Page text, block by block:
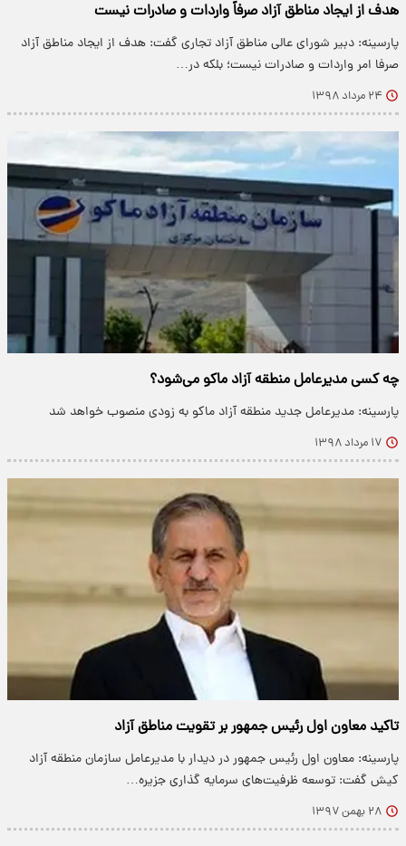
هدف از ایجاد مناطق آزاد صرفاً واردات و صادرات نیست
پارسینه: دبیر شورای‌ عالی مناطق آزاد تجاری گفت: هدف از ایجاد مناطق آزاد
صرفا امر واردات و صادرات نیست؛ بلکه در…
۲۴ مرداد ۱۳۹۸
چه کسی مدیرعامل منطقه آزاد ماکو می‌شود؟
پارسینه: مدیرعامل جدید منطقه آزاد ماکو به زودی منصوب خواهد شد
۱۷ مرداد ۱۳۹۸
تاکید معاون اول رئیس جمهور بر تقویت مناطق آزاد
پارسینه: معاون اول رئیس جمهور در دیدار با مدیرعامل سازمان منطقه آزاد
کیش گفت: توسعه ظرفیت‌های سرمایه گذاری جزیره…
۲۸ بهمن ۱۳۹۷